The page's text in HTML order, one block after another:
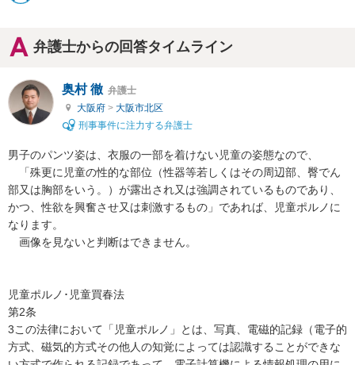
弁護士からの回答タイムライン
奥村 徹 弁護士
大阪府 > 大阪市北区
刑事事件に注力する弁護士
男子のパンツ姿は、衣服の一部を着けない児童の姿態なので、
「殊更に児童の性的な部位（性器等若しくはその周辺部、臀でん
部又は胸部をいう。）が露出され又は強調されているものであり、
かつ、性欲を興奮させ又は刺激するもの」であれば、児童ポルノに
なります。
画像を見ないと判断はできません。
児童ポルノ･児童買春法
第2条
3この法律において「児童ポルノ」とは、写真、電磁的記録（電子的
方式、磁気的方式その他人の知覚によっては認識することができな